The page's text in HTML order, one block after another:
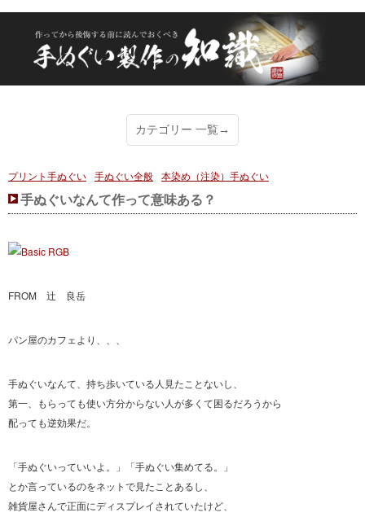
カテゴリー 一覧→
プリント手ぬぐい 手ぬぐい全般 本染め（注染）手ぬぐい
手ぬぐいなんて作って意味ある？
FROM 辻 良岳
パン屋のカフェより、、、
手ぬぐいなんて、持ち歩いている人見たことないし、
第一、もらっても使い方分からない人が多くて困るだろうから
配っても逆効果だ。
「手ぬぐいっていいよ。」「手ぬぐい集めてる。」
とか言っているのをネットで見たことあるし、
雑貨屋さんで正面にディスプレイされていたけど、